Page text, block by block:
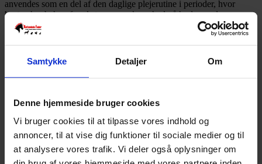
Samtykke Detaljer Om
Denne hjemmeside bruger cookies
Vi bruger cookies til at tilpasse vores indhold og
annoncer, til at vise dig funktioner til sociale medier og til
at analysere vores trafik. Vi deler også oplysninger om
anvendes som en del af den daglige plejerutine i perioder, hvor
hesten har behov for ekstra opmærksomhed på hud og pels.
Anvendelse
Påfør et rigeligt lag 1-2 gange dagligt og massér forsigtigt ind i
SKU
4260466511052
Relaterede produkter